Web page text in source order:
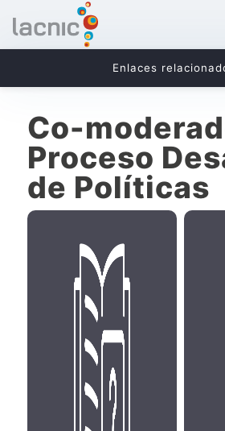
Co-
Proceso
de Políticas
Enlaces